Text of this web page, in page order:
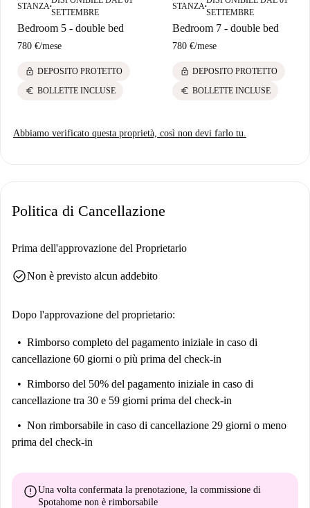
STANZA ■
SETTEMBRE
Bedroom 5 - double bed
780 €/mese
lock DEPOSITO PROTETTO
euro BOLLETTE INCLUSE
STANZA ■
SETTEMBRE
Bedroom 7 - double bed
780 €/mese
lock DEPOSITO PROTETTO
euro BOLLETTE INCLUSE
Abbiamo verificato questa proprietà, così non devi farlo tu.
Politica di Cancellazione
Prima dell'approvazione del Proprietario
check_circleNon è previsto alcun addebito
Dopo l'approvazione del proprietario:
Rimborso completo del pagamento iniziale in caso di
cancellazione 60 giorni o più prima del check-in
Rimborso del 50% del pagamento iniziale in caso di
cancellazione tra 30 e 59 giorni prima del check-in
Non rimborsabile in caso di cancellazione 29 giorni o meno
prima del check-in
errorUna volta confermata la prenotazione, la commissione di
Spotahome non è rimborsabile